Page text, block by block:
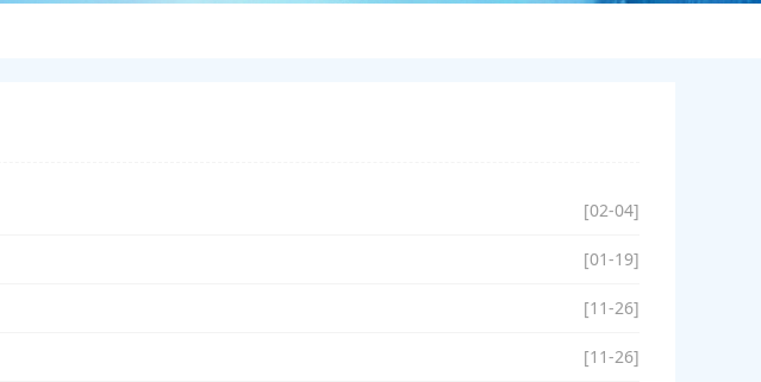
[02-04]
[01-19]
[11-26]
[11-26]